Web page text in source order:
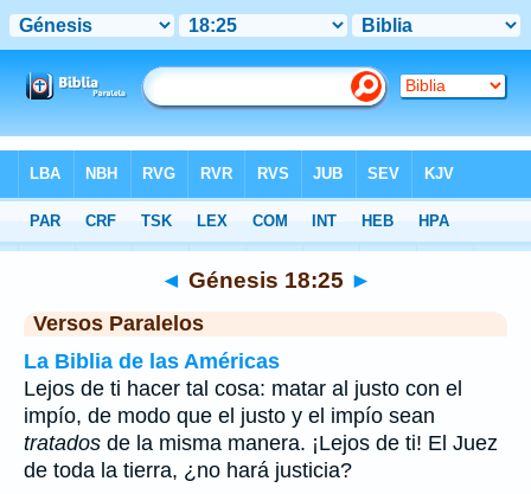
>Génesis Capítulo 18 > Verso 25
◄ Génesis 18:25 ►
Versos Paralelos
La Biblia de las Américas
Lejos de ti hacer tal cosa: matar al justo con el
impío, de modo que el justo y el impío sean
tratados de la misma manera. ¡Lejos de ti! El Juez
de toda la tierra, ¿no hará justicia?